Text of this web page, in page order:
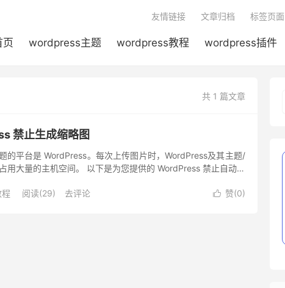
页 wordpress主题 wordpress教程 wordpress插件
友情链接 文章归档 标签页面
共 1 篇文章
禁止生成缩略图
的平台是 WordPress。每次上传图片时，WordPress及其主题/
用大量的主机空间。 以下是为您提供的 WordPress 禁止自动生
 赞(0)
阅读(29) 去评论